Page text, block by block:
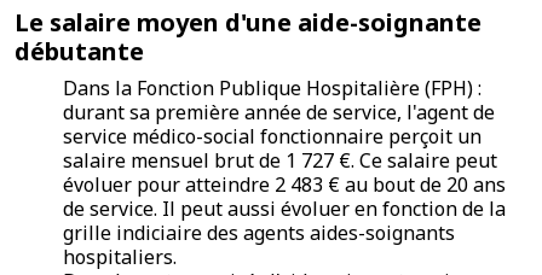
Le salaire moyen d'une aide-soignante
débutante
Dans la Fonction Publique Hospitalière (FPH) :
durant sa première année de service, l'agent de
service médico-social fonctionnaire perçoit un
salaire mensuel brut de 1 727 €. Ce salaire peut
évoluer pour atteindre 2 483 € au bout de 20 ans
de service. Il peut aussi évoluer en fonction de la
grille indiciaire des agents aides-soignants
hospitaliers.